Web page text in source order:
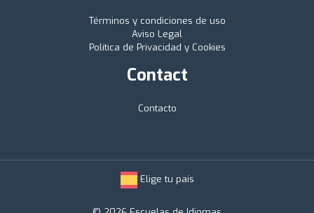
Términos y condiciones de uso
Aviso Legal
Política de Privacidad y Cookies
Contact
Contacto
Elige tu país